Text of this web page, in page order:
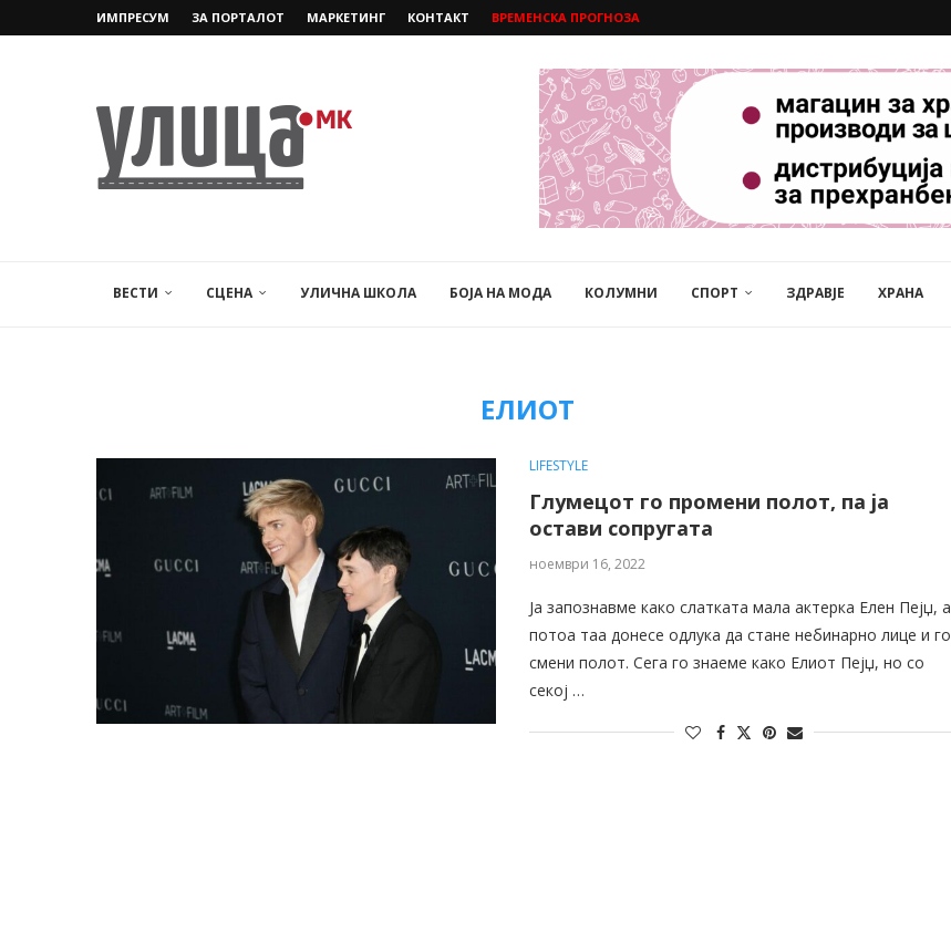
ИМПРЕСУМ ЗА ПОРТАЛОТ МАРКЕТИНГ КОНТАКТ ВРЕМЕНСКА ПРОГНОЗА
ВЕСТИ СЦЕНА УЛИЧНА ШКОЛА БОЈА НА МОДА КОЛУМНИ СПОРТ ЗДРАВЈЕ ХРАНА
ЕЛИОТ
LIFESTYLE
Глумецот го промени полот, па ја
остави сопругата
ноември 16, 2022
Ја запознавме како слатката мала актерка Елен Пејџ, а
потоа таа донесе одлука да стане небинарно лице и го
смени полот. Сега го знаеме како Елиот Пејџ, но со
секој …